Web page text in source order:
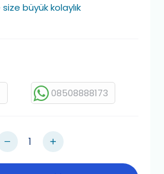
büyük kolaylık
08508888173